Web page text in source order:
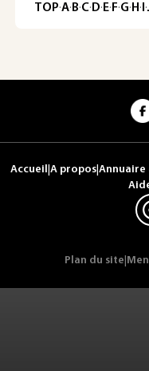
TOP·A·B·C· D· E· F·G· H · ·
Accueil A propos Annuaire
Plan du site